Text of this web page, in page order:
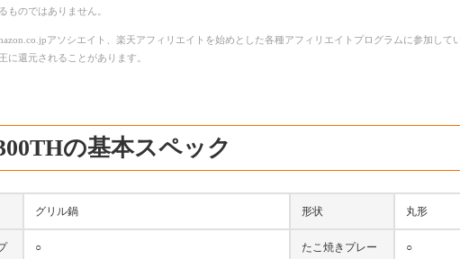
ものではありません。
アソシエイト、楽天アフィリエイトを始めとした各種アフィリエイトプログラムに参加して
に還元されることがあります。
の基本スペック
グリル鍋 形状 丸形
○
たこ焼きプレー
○